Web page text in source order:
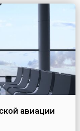
авиации